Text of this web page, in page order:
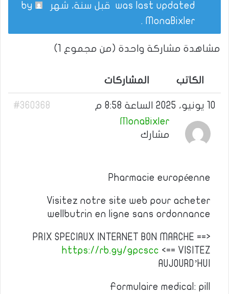
was last updated قبل سنة، شهر
MonaBixler
.
مشاهدة مشاركة واحدة (من مجموع 1)
الكاتب المشاركات
10 يونيو، 2025 الساعة 8:58 م
#360368
MonaBixler
مشارك
Pharmacie européenne
Visitez notre site web pour acheter
wellbutrin en ligne sans ordonnance
PRIX SPECIAUX INTERNET BON MARCHE ==>
https://rb.gy/gpcscc <== VISITEZ
AUJOURD’HUI
Formulaire medical: pill